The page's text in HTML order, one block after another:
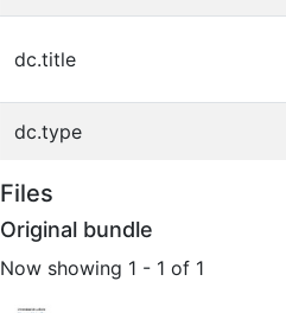
dc.title
dc.type
Files
Original bundle
Now showing 1 - 1 of 1